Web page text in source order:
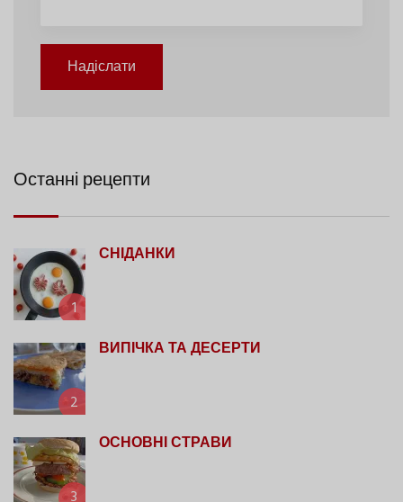
Надіслати
Останні рецепти
1
СНІДАНКИ
2
ВИПІЧКА ТА ДЕСЕРТИ
ОСНОВНІ СТРАВИ